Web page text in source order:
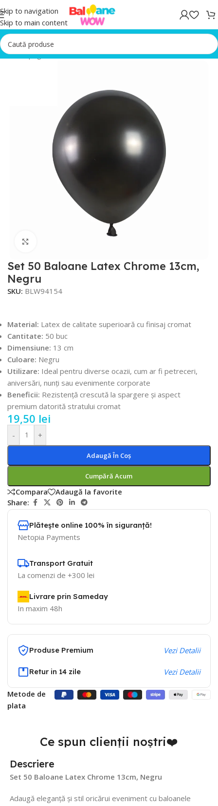
Skip to navigation
Skip to main content
Prima pagină/Baloane Latex 13 cm
Set 50 Baloane Latex Chrome 13cm,
Negru
SKU: BLW94154
Material: Latex de calitate superioară cu finisaj cromat
Cantitate: 50 buc
Dimensiune: 13 cm
Culoare: Negru
Utilizare: Ideal pentru diverse ocazii, cum ar fi petreceri,
aniversări, nunți sau evenimente corporate
Beneficii: Rezistență crescută la spargere și aspect
premium datorită stratului cromat
19,50 lei
- +
Adaugă În Coș
Cumpără Acum
Compara
Adaugă la favorite
Share:
Plătește online 100% în siguranță!
Netopia Payments
Transport Gratuit
La comenzi de +300 lei
Livrare prin Sameday
In maxim 48h
Produse Premium Vezi Detalii
Retur in 14 zile Vezi Detalii
Metode de
plata
Ce spun clienții noștri❤️
Descriere
Set 50 Baloane Latex Chrome 13cm, Negru
Adaugă eleganță și stil oricărui eveniment cu baloanele